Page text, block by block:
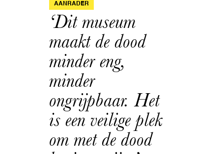
AANRADER
‘Dit museum
maakt de dood
minder eng,
minder
ongrijpbaar. Het
is een veilige plek
om met de dood